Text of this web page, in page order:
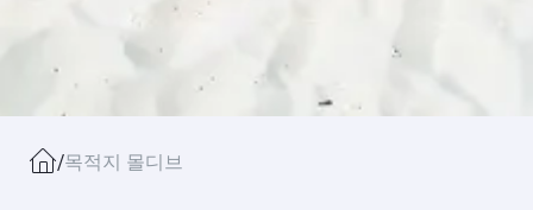
/목적지 몰디브